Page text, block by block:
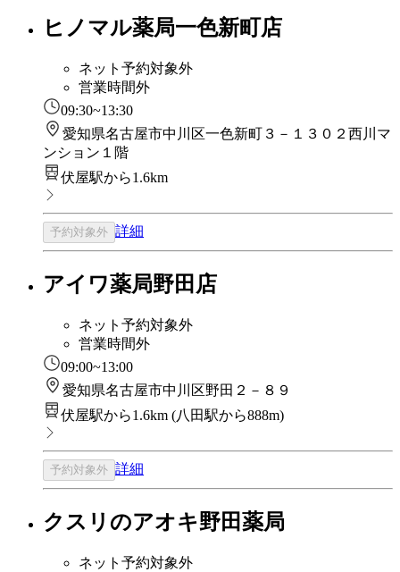
ヒノマル薬局一色新町店
ネット予約対象外
営業時間外
09:30~13:30
愛知県名古屋市中川区一色新町３－１３０２西川マ
ンション１階
伏屋駅から1.6km
予約対象外 詳細
アイワ薬局野田店
ネット予約対象外
営業時間外
09:00~13:00
愛知県名古屋市中川区野田２－８９
伏屋駅から1.6km (八田駅から888m)
予約対象外 詳細
クスリのアオキ野田薬局
ネット予約対象外